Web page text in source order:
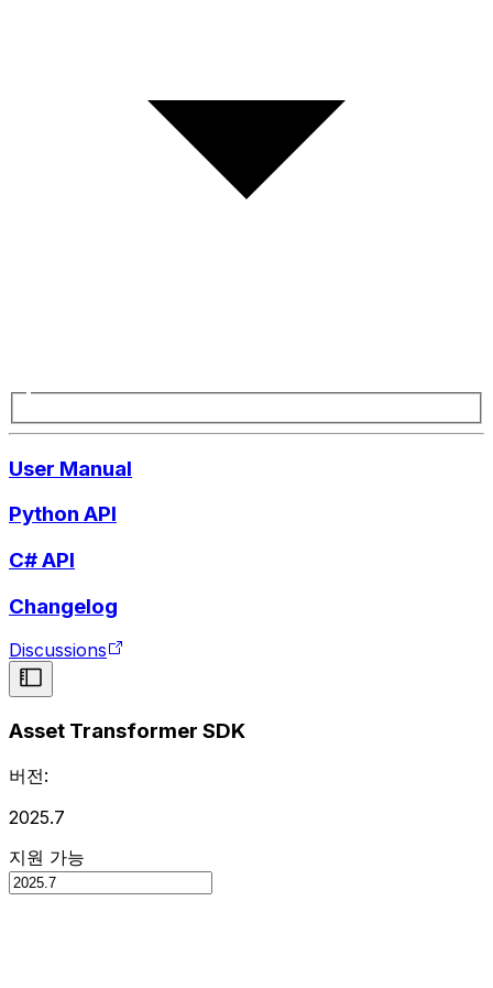
User Manual
Python API
C# API
Changelog
Discussions
Asset Transformer SDK
버전:
2025.7
지원 가능